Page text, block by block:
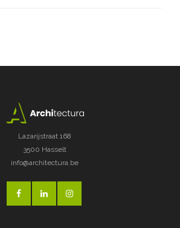
Lazarijstraat 168
3500 Hasselt
info@architectura.be